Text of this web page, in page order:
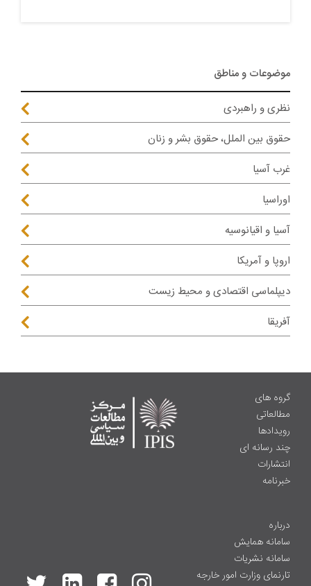
موضوعات و مناطق
نظری و راهبردی
حقوق بین الملل، حقوق بشر و زنان
غرب آسیا
اوراسیا
آسیا و اقیانوسیه
اروپا و آمریکا
دیپلماسی اقتصادی و محیط زیست
آفریقا
گروه های
مطالعاتی
رویدادها
چند رسانه ای
انتشارات
خبرنامه
درباره
سامانه همایش
سامانه نشریات
تارنمای وزارت امور خارجه